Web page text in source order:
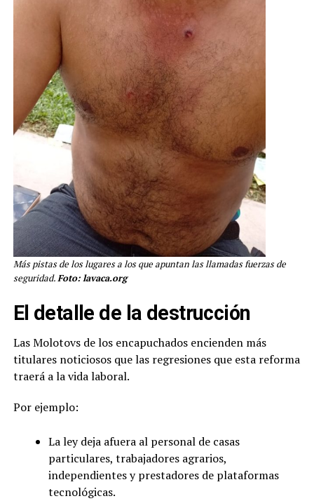
Más pistas de los lugares a los que apuntan las llamadas fuerzas de
seguridad.Foto: lavaca.org
El detalle de la destrucción
Las Molotovs de los encapuchados encienden más
titulares noticiosos que las regresiones que esta reforma
traerá a la vida laboral.
Por ejemplo:
La ley deja afuera al personal de casas
particulares, trabajadores agrarios,
independientes y prestadores de plataformas
tecnológicas.